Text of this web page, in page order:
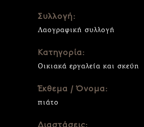
Συλλογή:
Λαογραφική συλλογή
Κατηγορία:
Οικιακά εργαλεία και σκεύη
Έκθεμα / Όνομα:
πιάτο